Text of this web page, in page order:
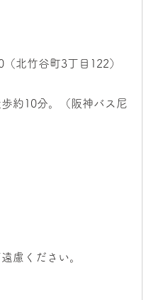
北竹谷町3丁目122）
約10分。（阪神バス尼
慮ください。